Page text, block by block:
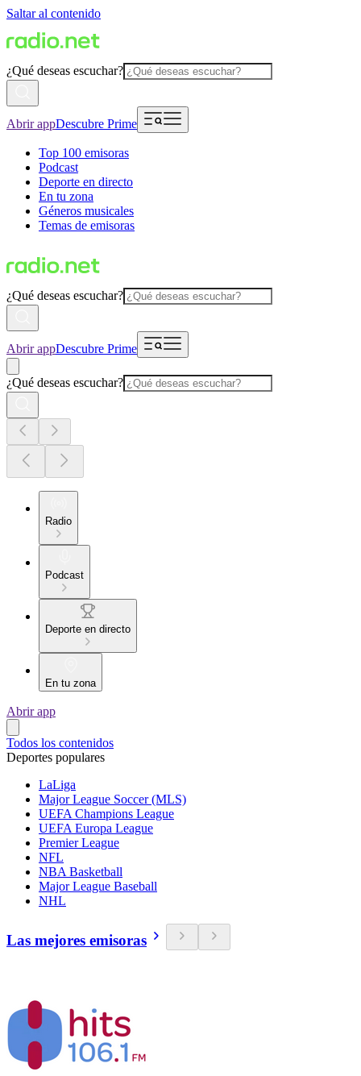
Saltar al contenido
¿Qué deseas escuchar?
Abrir appDescubre Prime
Top 100 emisoras
Podcast
Deporte en directo
En tu zona
Géneros musicales
Temas de emisoras
¿Qué deseas escuchar?
Abrir appDescubre Prime
¿Qué deseas escuchar?
Radio
Podcast
Deporte en directo
En tu zona
Abrir app
Todos los contenidos
Deportes populares
LaLiga
Major League Soccer (MLS)
UEFA Champions League
UEFA Europa League
Premier League
NFL
NBA Basketball
Major League Baseball
NHL
Las mejores emisoras